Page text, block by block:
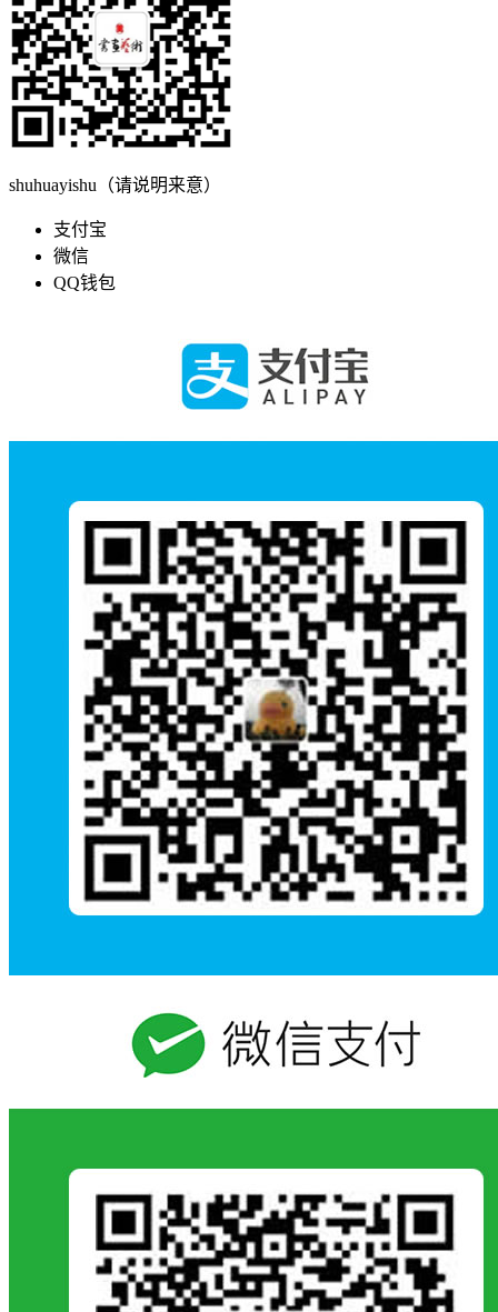
shuhuayishu（请说明来意）
支付宝
微信
QQ钱包